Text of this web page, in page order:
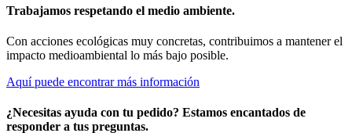
Trabajamos respetando el medio ambiente.
Con acciones ecológicas muy concretas, contribuimos a mantener el
impacto medioambiental lo más bajo posible.
Aquí puede encontrar más información
¿Necesitas ayuda con tu pedido? Estamos encantados de
responder a tus preguntas.